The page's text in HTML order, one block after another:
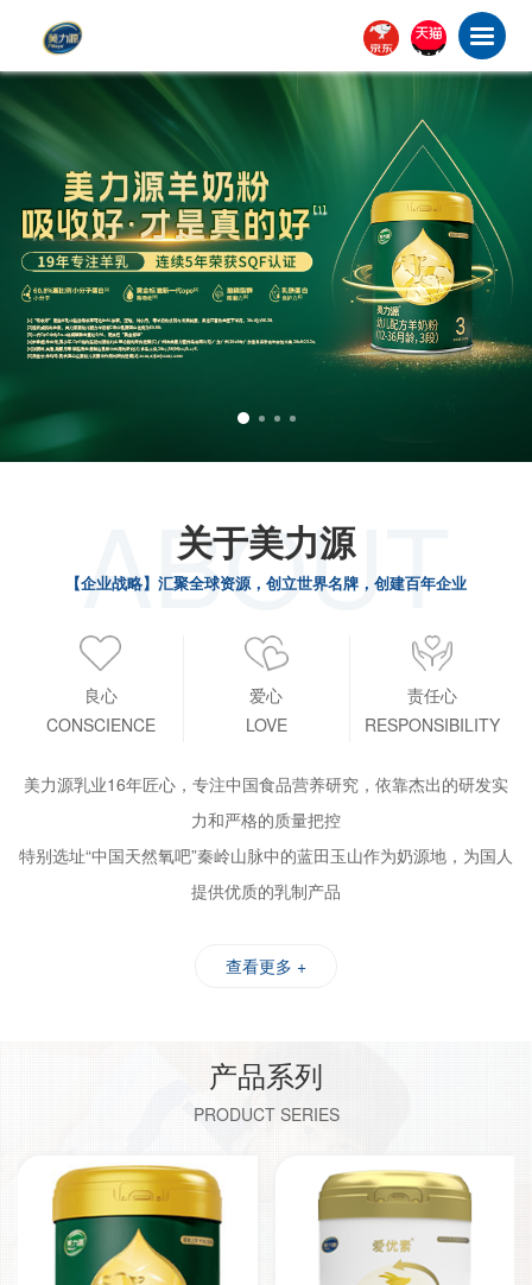
ABOUT
关于美力源
【企业战略】汇聚全球资源，创立世界名牌，创建百年企业
良心
CONSCIENCE
爱心
LOVE
责任心
RESPONSIBILITY
美力源乳业16年匠心，专注中国食品营养研究，依靠杰出的研发实
力和严格的质量把控
特别选址“中国天然氧吧”秦岭山脉中的蓝田玉山作为奶源地，为国人
提供优质的乳制产品
查看更多 +
产品系列
PRODUCT SERIES